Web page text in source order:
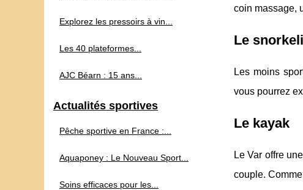
coin massage,
Le
Les moins
vous pourrez
Le kayak
Le Var offre
couple.
Explorez les pressoirs à vin...
Les 40 plateformes...
AJC Béarn : 15 ans...
Actualités sportives
Pêche sportive en France :...
Aquaponey : Le Nouveau Sport...
Soins efficaces pour les...